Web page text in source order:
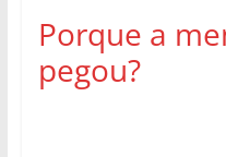
Porque a
pegou?